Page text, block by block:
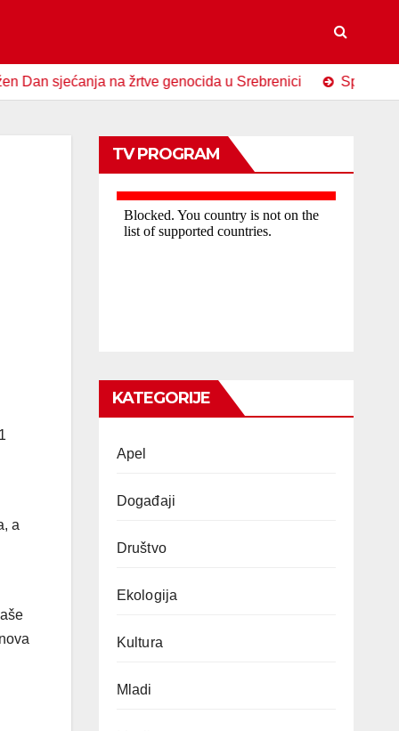
na žrtve genocida u Srebrenici Spomen-obilježje
a
TV PROGRAM
KATEGORIJE
Apel
Događaji
Društvo
Ekologija
Kultura
Mladi